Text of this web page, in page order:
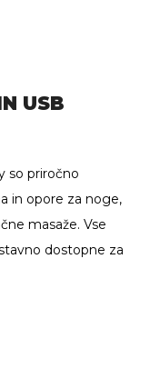
USB
so priročno
in opore za noge,
masaže. Vse
dostopne za